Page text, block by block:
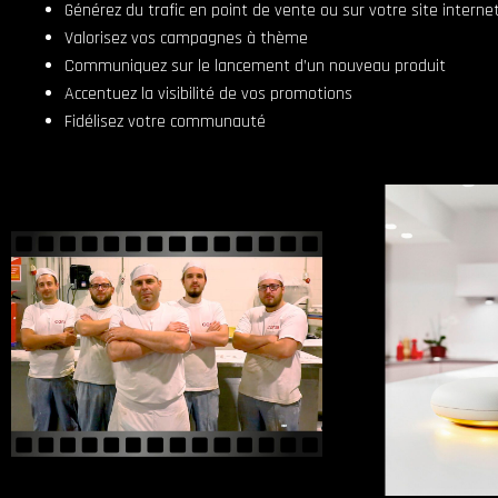
Générez du trafic en point de vente ou sur votre site
Valorisez vos campagnes à thème
Communiquez sur le lancement d’un nouveau produit
Accentuez la visibilité de vos promotions
Fidélisez votre communauté